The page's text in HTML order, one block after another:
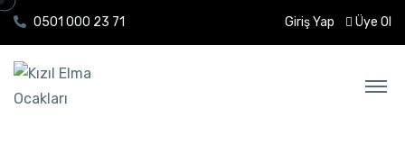
0501 000 23 71 Giriş Yap Üye Ol